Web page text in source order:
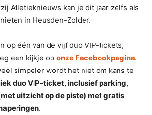
Atletieknieuws kan je dit jaar zelfs als
in Heusden-Zolder.
op één van de vijf duo VIP-tickets,
een kijkje op onze Facebookpagina.
simpeler wordt het niet om kans te
duo VIP-ticket, inclusief parking,
uitzicht op de piste) met gratis
.